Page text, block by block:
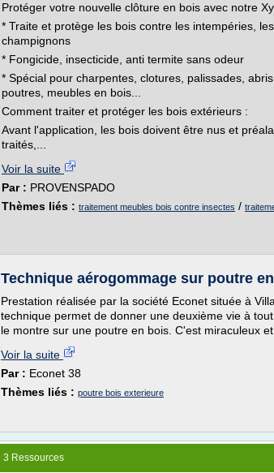
Protéger votre nouvelle clôture en bois avec notre
* Traite et protège les bois contre les intempéries,
champignons
* Fongicide, insecticide, anti termite sans odeur
* Spécial pour charpentes, clotures, palissades,
poutres, meubles en bois...
Comment traiter et protéger les bois extérieurs :
Avant l'application, les bois doivent être nus et
traités,...
Voir la suite
Par : PROVENSPADO
Thèmes liés : traitement meubles bois contre insectes /
Technique aérogommage sur poutre
Prestation réalisée par la société Econet située à
technique permet de donner une deuxième vie à
le montre sur une poutre en bois. C'est miraculeux
Voir la suite
Par : Econet 38
Thèmes liés : poutre bois exterieure
3 Ressources